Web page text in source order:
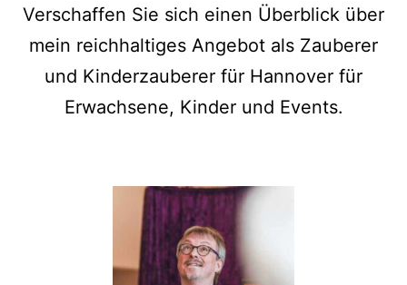
Verschaffen Sie sich einen Überblick über
mein reichhaltiges Angebot als Zauberer
und Kinderzauberer für Hannover für
Erwachsene, Kinder und Events.